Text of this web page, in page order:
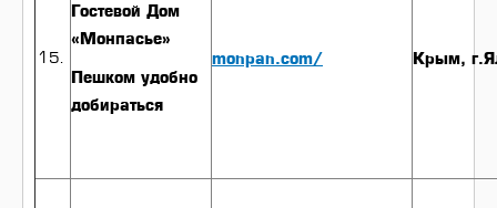
Гостевой Дом
«Монпасье»
Пешком удобно
добираться
monpan.com/ Крым,